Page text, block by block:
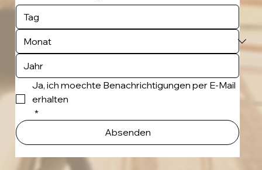
Ja, ich moechte Benachrichtigungen per E-Mail
erhalten
*
Absenden